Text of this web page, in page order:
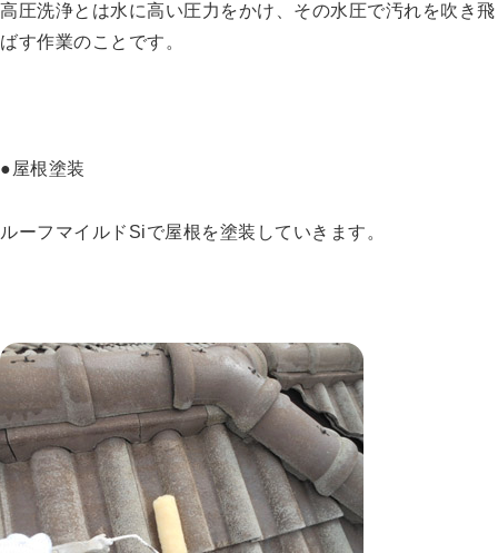
高圧洗浄とは水に高い圧力をかけ、その水圧で汚れを吹き飛
ばす作業のことです。
●屋根塗装
ルーフマイルドSiで屋根を塗装していきます。